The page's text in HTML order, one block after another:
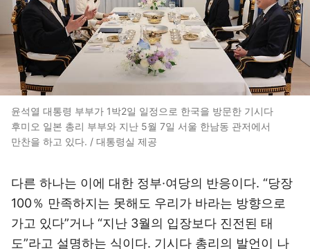
윤석열 대통령 부부가 1박2일 일정으로 한국을 방문한 기시다
후미오 일본 총리 부부와 지난 5월 7일 서울 한남동 관저에서
만찬을 하고 있다. / 대통령실 제공
다른 하나는 이에 대한 정부·여당의 반응이다. “당장
100％ 만족하지는 못해도 우리가 바라는 방향으로
가고 있다”거나 “지난 3월의 입장보다 진전된 태
도”라고 설명하는 식이다. 기시다 총리의 발언이 나